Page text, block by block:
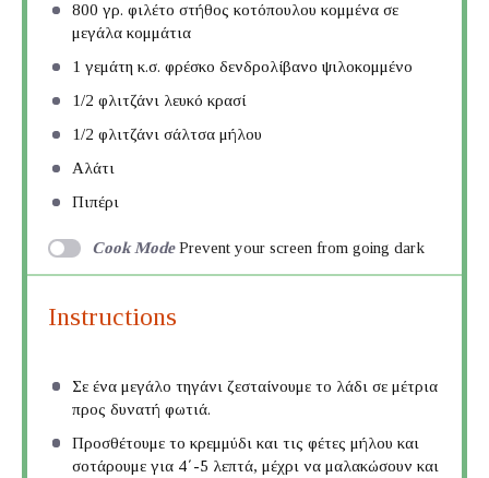
800 γρ. φιλέτο στήθος κοτόπουλου κομμένα σε
μεγάλα κομμάτια
1 γεμάτη κ.σ. φρέσκο δενδρολίβανο ψιλοκομμένο
1/2 φλιτζάνι λευκό κρασί
1/2 φλιτζάνι σάλτσα μήλου
Αλάτι
Πιπέρι
Cook Mode Prevent your screen from going dark
Instructions
Σε ένα μεγάλο τηγάνι ζεσταίνουμε το λάδι σε μέτρια
προς δυνατή φωτιά.
Προσθέτουμε το κρεμμύδι και τις φέτες μήλου και
σοτάρουμε για 4΄-5 λεπτά, μέχρι να μαλακώσουν και